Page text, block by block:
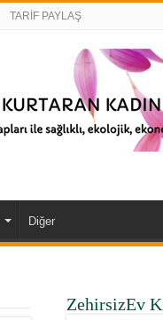
TARİF PAYLAŞ
Diğer
ZehirsizEv